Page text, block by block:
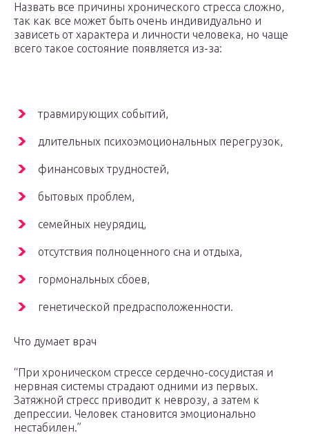
Назвать все причины хронического стресса сложно,
так как все может быть очень индивидуально и
зависеть от характера и личности человека, но чаще
всего такое состояние появляется из-за:
травмирующих событий,
длительных психоэмоциональных перегрузок,
финансовых трудностей,
бытовых проблем,
семейных неурядиц,
отсутствия полноценного сна и отдыха,
гормональных сбоев,
генетической предрасположенности.
Что думает врач
“При хроническом стрессе сердечно-сосудистая и
нервная системы страдают одними из первых.
Затяжной стресс приводит к неврозу, а затем к
депрессии. Человек становится эмоционально
нестабилен.”